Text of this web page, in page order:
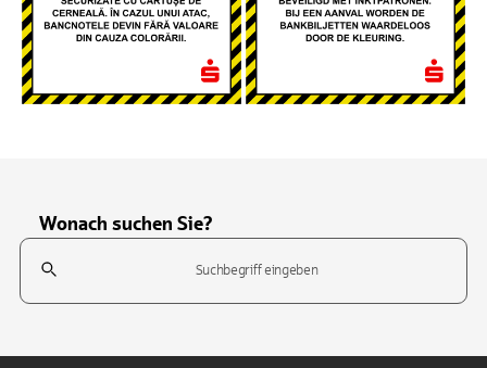
Wonach suchen Sie?
Suchfeld